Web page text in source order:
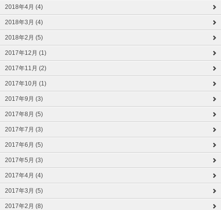
2018年4月 (4)
2018年3月 (4)
2018年2月 (5)
2017年12月 (1)
2017年11月 (2)
2017年10月 (1)
2017年9月 (3)
2017年8月 (5)
2017年7月 (3)
2017年6月 (5)
2017年5月 (3)
2017年4月 (4)
2017年3月 (5)
2017年2月 (8)